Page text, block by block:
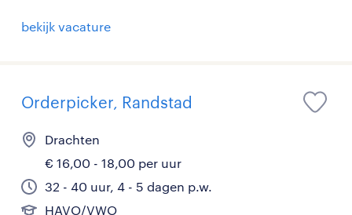
bekijk vacature
Orderpicker, Randstad
Drachten
€ 16,00 - 18,00 per uur
32 - 40 uur, 4 - 5 dagen p.w.
HAVO/VWO